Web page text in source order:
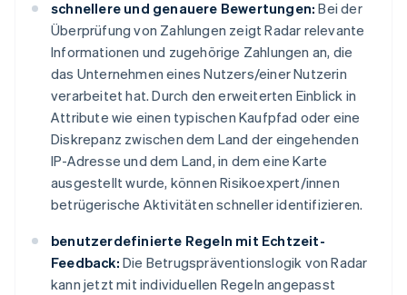
schnellere und genauere Bewertungen: Bei der
Überprüfung von Zahlungen zeigt Radar relevante
Informationen und zugehörige Zahlungen an, die
das Unternehmen eines Nutzers/einer Nutzerin
verarbeitet hat. Durch den erweiterten Einblick in
Attribute wie einen typischen Kaufpfad oder eine
Diskrepanz zwischen dem Land der eingehenden
IP-Adresse und dem Land, in dem eine Karte
ausgestellt wurde, können Risikoexpert/innen
betrügerische Aktivitäten schneller identifizieren.
benutzerdefinierte Regeln mit Echtzeit-
Feedback: Die Betrugspräventionslogik von Radar
kann jetzt mit individuellen Regeln angepasst
Deutschland
DeutschEnglish
Estland
English
Festlandchina
简体中文English
Finnland
EnglishSvenska
Frankreich
Français English
Gibraltar
English
English
Indien
English